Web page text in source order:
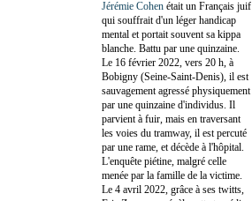
Jérémie Cohen était un Français juif
qui souffrait d'un léger handicap
mental et portait souvent sa kippa
blanche. Battu par une quinzaine.
Le 16 février 2022, vers 20 h, à
Bobigny (Seine-Saint-Denis), il est
sauvagement agressé physiquement
par une quinzaine d'individus. Il
parvient à fuir, mais en traversant
les voies du tramway, il est percuté
par une rame, et décède à l'hôpital.
L'enquête piétine, malgré celle
menée par la famille de la victime.
Le 4 avril 2022, grâce à ses twitts,